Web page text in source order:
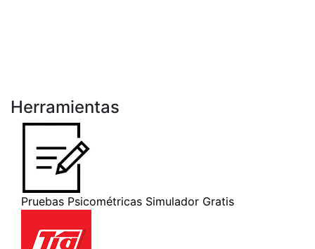
Herramientas